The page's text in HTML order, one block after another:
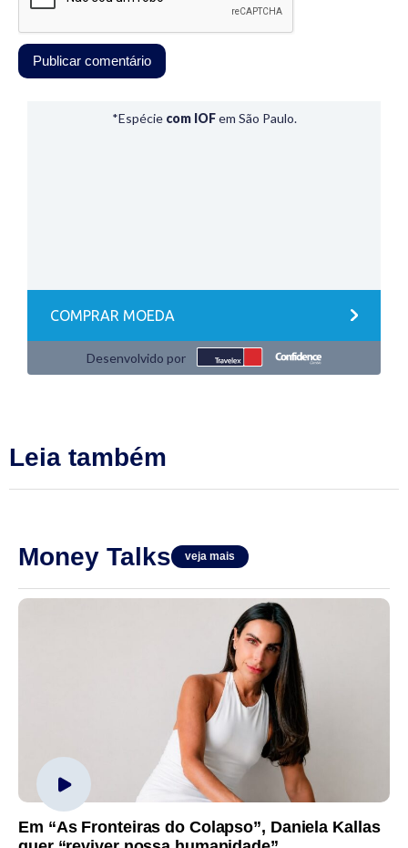
Leia também
Money Talks veja mais
Em “As Fronteiras do Colapso”, Daniela Kallas